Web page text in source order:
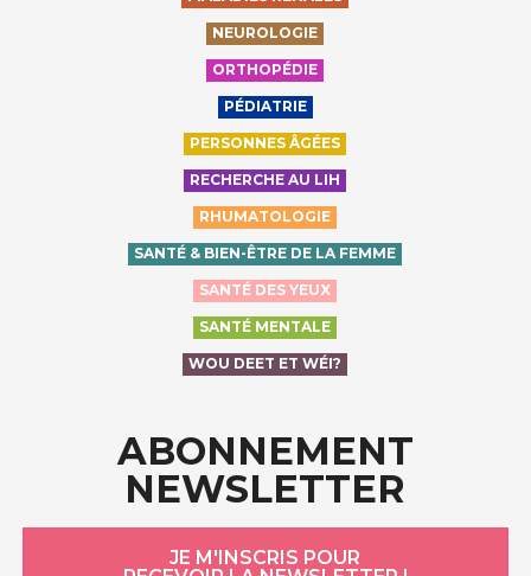
NEUROLOGIE
ORTHOPÉDIE
PÉDIATRIE
PERSONNES ÂGÉES
RECHERCHE AU LIH
RHUMATOLOGIE
SANTÉ & BIEN-ÊTRE DE LA FEMME
SANTÉ DES YEUX
SANTÉ MENTALE
WOU DEET ET WÉI?
ABONNEMENT
NEWSLETTER
JE M'INSCRIS POUR